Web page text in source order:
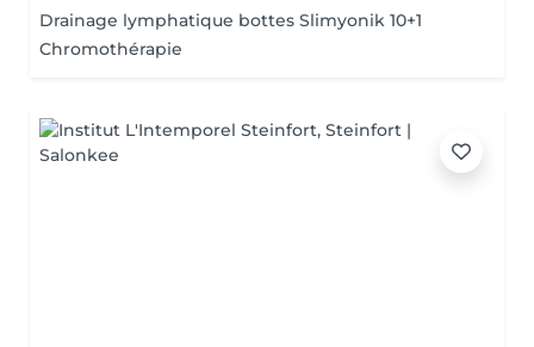
Drainage lymphatique bottes Slimyonik 10+1
Chromothérapie